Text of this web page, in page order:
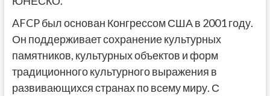
AFCP был основан Конгрессом США в 2001 году.
Он поддерживает сохранение культурных
памятников, культурных объектов и форм
традиционного культурного выражения в
развивающихся странах по всему миру. С